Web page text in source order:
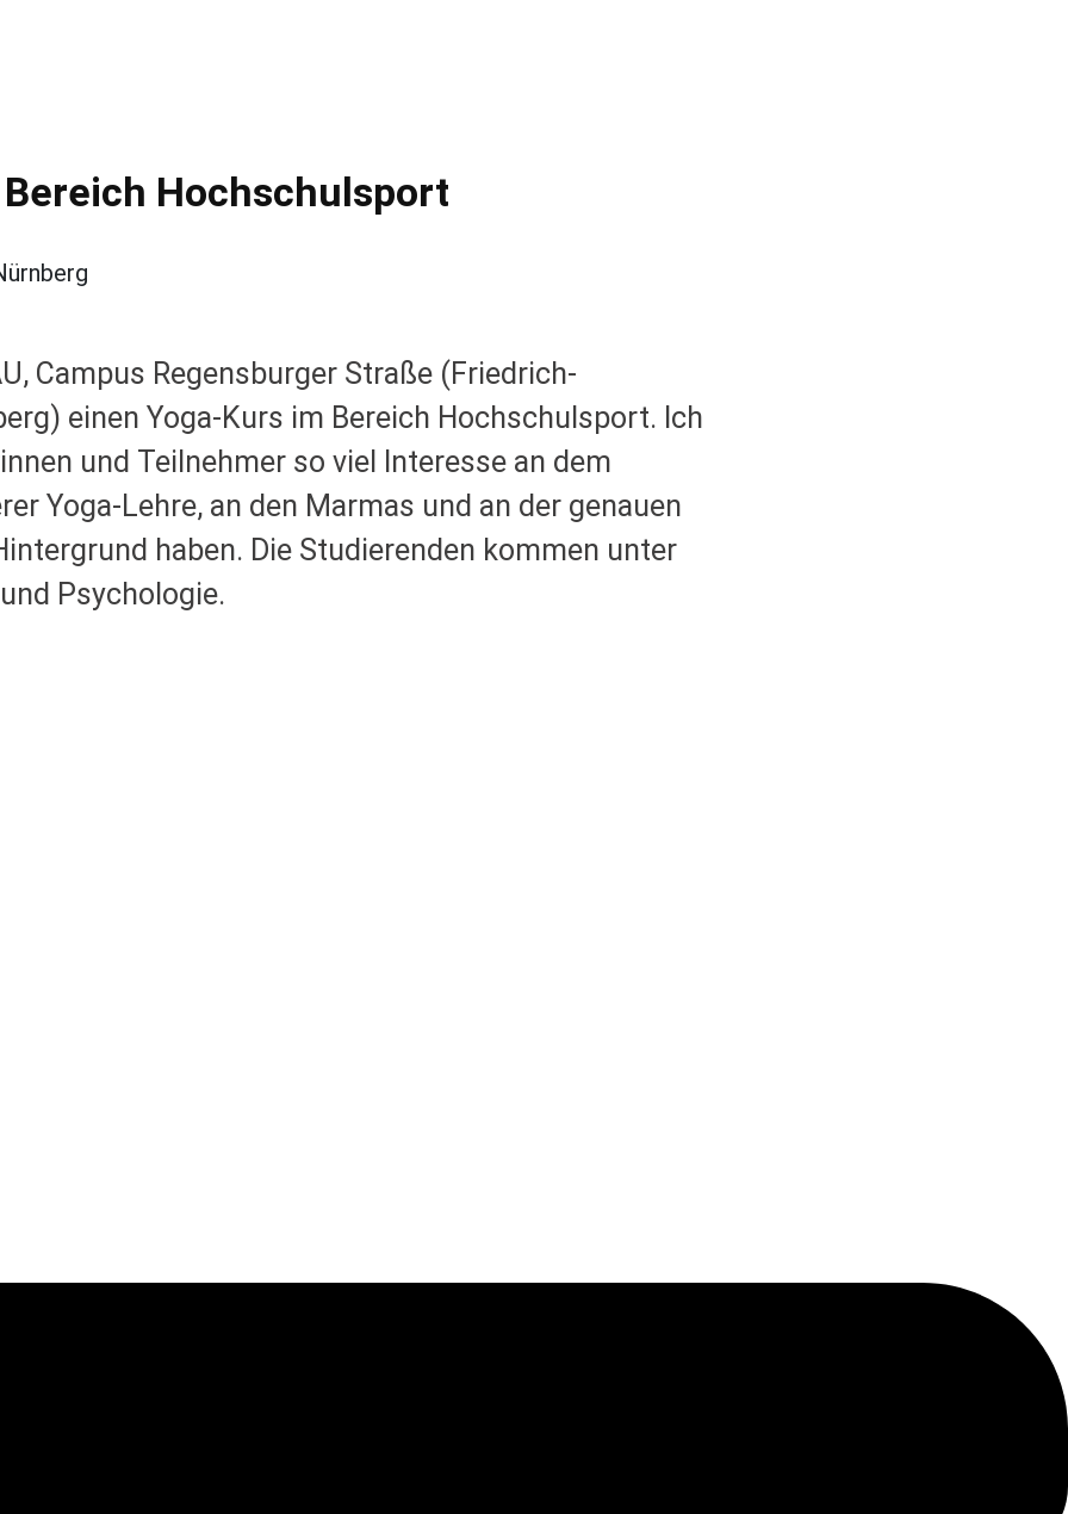
Hochschulsport
Campus Regensburger Straße (Friedrich-
einen Yoga-Kurs im Bereich Hochschulsport. Ich
und Teilnehmer so viel Interesse an dem
Yoga-Lehre, an den Marmas und an der genauen
haben. Die Studierenden kommen unter
Psychologie.